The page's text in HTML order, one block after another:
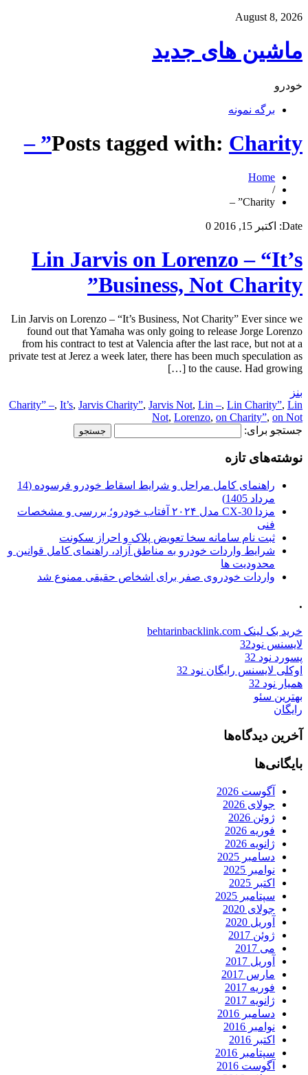
August 8, 2026
ماشین های جدید
خودرو
برگه نمونه
Posts tagged with: Charity” –
Home
/
Charity” –
Date: اکتبر 15, 2016 0
Lin Jarvis on Lorenzo – “It’s
Business, Not Charity”
Lin Jarvis on Lorenzo – “It’s Business, Not Charity” Ever since we
found out that Yamaha was only going to release Jorge Lorenzo
from his contract to test at Valencia after the last race, but not at a
private test at Jerez a week later, there has been much speculation as
to the cause. Had growing […]
بنز
Charity” –, It’s, Jarvis Charity”, Jarvis Not, Lin –, Lin Charity”, Lin
Not, Lorenzo, on Charity”, on Not
جستجو برای:
نوشته‌های تازه
راهنمای کامل مراحل و شرایط اسقاط خودرو فرسوده (14
مرداد 1405)
مزدا CX-30 مدل ۲۰۲۴ آفتاب خودرو؛ بررسی و مشخصات
فنی
ثبت نام سامانه سخا تعویض پلاک و احراز سکونت
شرایط واردات خودرو به مناطق آزاد، راهنمای کامل قوانین و
محدودیت ها
واردات خودروی صفر برای اشخاص حقیقی ممنوع شد
.
خرید بک لینک behtarinbacklink.com
لایسنس نود32
پسورد نود 32
اوکلی لایسنس رایگان نود 32
همیار نود 32
بهترین سئو
رایگان
آخرین دیدگاه‌ها
بایگانی‌ها
آگوست 2026
جولای 2026
ژوئن 2026
فوریه 2026
ژانویه 2026
دسامبر 2025
نوامبر 2025
اکتبر 2025
سپتامبر 2025
جولای 2020
آوریل 2020
ژوئن 2017
می 2017
آوریل 2017
مارس 2017
فوریه 2017
ژانویه 2017
دسامبر 2016
نوامبر 2016
اکتبر 2016
سپتامبر 2016
آگوست 2016